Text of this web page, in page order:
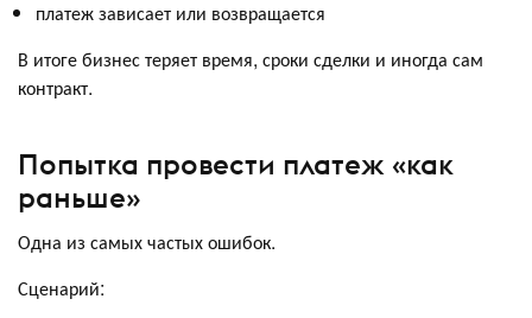
платеж зависает или возвращается
В итоге бизнес теряет время, сроки сделки и иногда сам
контракт.
Попытка провести платеж «как
раньше»
Одна из самых частых ошибок.
Сценарий: